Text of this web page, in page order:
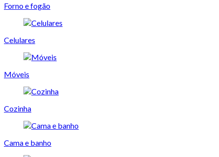
Forno e fogão
Celulares
Móveis
Cozinha
Cama e banho